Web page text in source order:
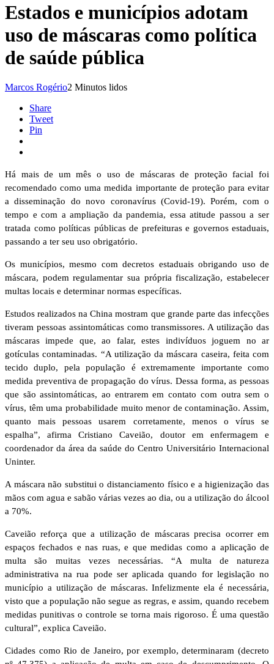
Estados e municípios adotam
uso de máscaras como política
de saúde pública
Marcos Rogério2 Minutos lidos
Share
Tweet
Pin
Há mais de um mês o uso de máscaras de proteção facial foi
recomendado como uma medida importante de proteção para evitar
a disseminação do novo coronavírus (Covid-19). Porém, com o
tempo e com a ampliação da pandemia, essa atitude passou a ser
tratada como políticas públicas de prefeituras e governos estaduais,
passando a ter seu uso obrigatório.
Os municípios, mesmo com decretos estaduais obrigando uso de
máscara, podem regulamentar sua própria fiscalização, estabelecer
multas locais e determinar normas específicas.
Estudos realizados na China mostram que grande parte das infecções
tiveram pessoas assintomáticas como transmissores. A utilização das
máscaras impede que, ao falar, estes indivíduos joguem no ar
gotículas contaminadas. “A utilização da máscara caseira, feita com
tecido duplo, pela população é extremamente importante como
medida preventiva de propagação do vírus. Dessa forma, as pessoas
que são assintomáticas, ao entrarem em contato com outra sem o
vírus, têm uma probabilidade muito menor de contaminação. Assim,
quanto mais pessoas usarem corretamente, menos o vírus se
espalha”, afirma Cristiano Caveião, doutor em enfermagem e
coordenador da área da saúde do Centro Universitário Internacional
Uninter.
A máscara não substitui o distanciamento físico e a higienização das
mãos com agua e sabão várias vezes ao dia, ou a utilização do álcool
a 70%.
Caveião reforça que a utilização de máscaras precisa ocorrer em
espaços fechados e nas ruas, e que medidas como a aplicação de
multa são muitas vezes necessárias. “A multa de natureza
administrativa na rua pode ser aplicada quando for legislação no
município a utilização de máscaras. Infelizmente ela é necessária,
visto que a população não segue as regras, e assim, quando recebem
medidas punitivas o controle se torna mais rigoroso. É uma questão
cultural”, explica Caveião.
Cidades como Rio de Janeiro, por exemplo, determinaram (decreto